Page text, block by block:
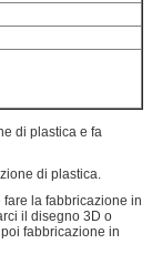
di plastica e fa
di plastica.
la fabbricazione in
il disegno 3D o
fabbricazione in